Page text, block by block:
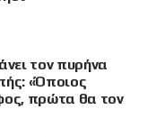
τον πυρήνα
«Όποιος
πρώτα θα τον